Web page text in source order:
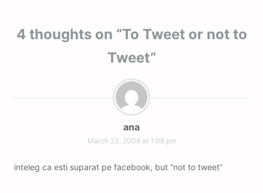
4 thoughts on “To Tweet or not to
Tweet”
ana
March 23, 2009 at 1:08 pm
inteleg ca esti suparat pe facebook, but “not to tweet”